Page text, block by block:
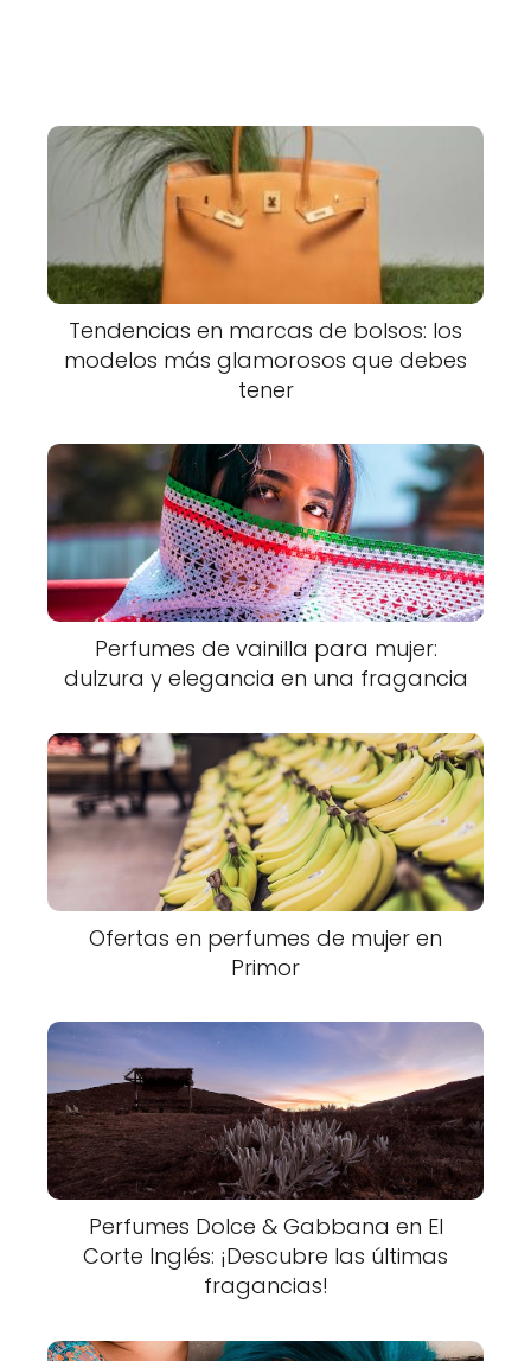
Tendencias en marcas de bolsos: los
modelos más glamorosos que debes
tener
Perfumes de vainilla para mujer:
dulzura y elegancia en una fragancia
Ofertas en perfumes de mujer en
Primor
Perfumes Dolce & Gabbana en El
Corte Inglés: ¡Descubre las últimas
fragancias!